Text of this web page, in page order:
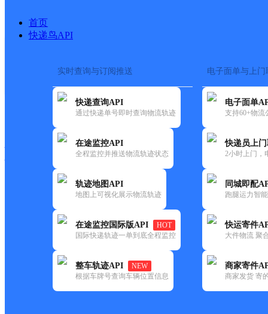
首页
快递鸟API
实时查询与订阅推送
快递查询API
通过快递单号即时查询物流轨迹
在途监控API
全程监控并推送物流轨迹状态
轨迹地图API
地图上可视化展示物流轨迹
在途监控国际版API
HOT
国际快递轨迹一单到底全程监控
整车轨迹API
NEW
根据车牌号查询车辆位置信息
电子面单与上门
电子面单
支持60+物流
快递员上
2小时上门，
同城即配
跑腿运力智
快运寄件
大件物流 聚
商家寄件
商家发货 寄
快运大全 快递时效
韵达
广西藤县公司濛江便民寄存点
更新时间：2022-07-14 00:00:00